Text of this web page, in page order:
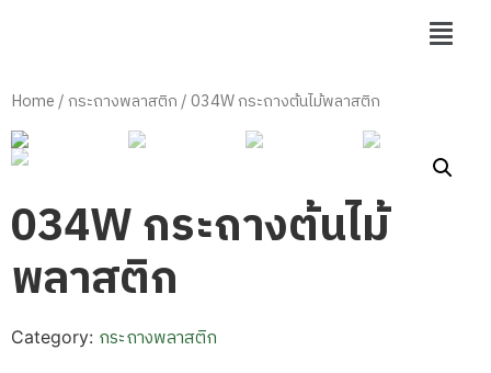
Home/กระถางพลาสติก/ 034W กระถางต้นไม้พลาสติก
034W กระถางต้นไม้
พลาสติก
Category: กระถางพลาสติก